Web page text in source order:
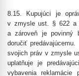
8.15.
Kupujúci je
v zmysle ust. § 622 a
a zároveň je povinný
doručiť
svojich práv v zmysle
uplatňuje je
vybavenia